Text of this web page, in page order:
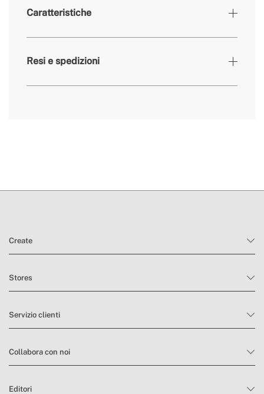
Caratteristiche
» Garanzia
Resi e spedizioni
Create
Stores
Servizio clienti
Collabora con noi
Editori